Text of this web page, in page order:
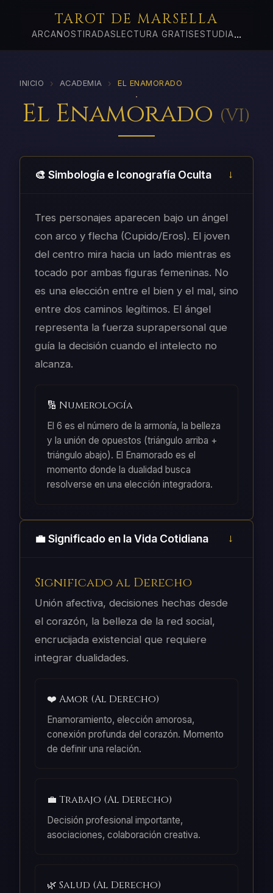
TAROT DE MARSELLA
ARCANOSTIRADAS LECTURA GRATIS ESTUDIA...
INICIO › ACADEMIA › EL ENAMORADO
El Enamorado (VI)
🎨 Simbología e Iconografía Oculta
Tres personajes aparecen bajo un ángel
con arco y flecha (Cupido/Eros). El joven
del centro mira hacia un lado mientras es
tocado por ambas figuras femeninas. No
es una elección entre el bien y el mal, sino
entre dos caminos legítimos. El ángel
representa la fuerza suprapersonal que
guía la decisión cuando el intelecto no
alcanza.
🔢 Numerología
El 6 es el número de la armonía, la belleza
y la unión de opuestos (triángulo arriba +
triángulo abajo). El Enamorado es el
momento donde la dualidad busca
resolverse en una elección integradora.
💼 Significado en la Vida Cotidiana
Significado al Derecho
Unión afectiva, decisiones hechas desde
el corazón, la belleza de la red social,
encrucijada existencial que requiere
integrar dualidades.
❤️ Amor (Al Derecho)
Enamoramiento, elección amorosa,
conexión profunda del corazón. Momento
de definir una relación.
💼 Trabajo (Al Derecho)
Decisión profesional importante,
asociaciones, colaboración creativa.
🌿 Salud (Al Derecho)